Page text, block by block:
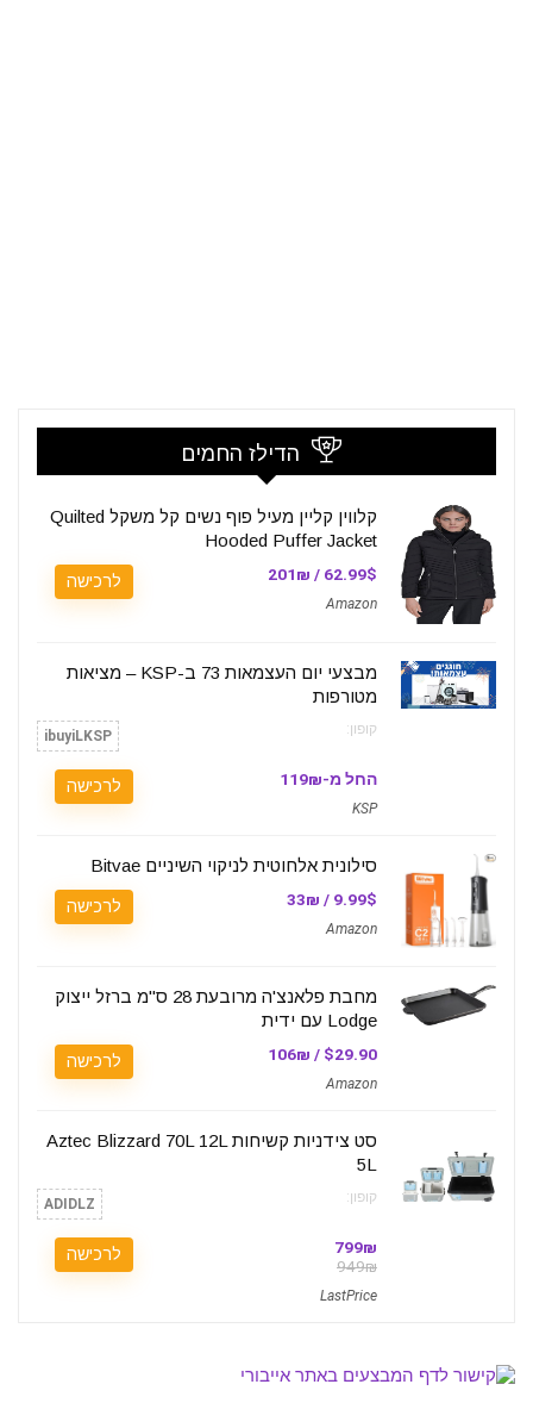
הדילז החמים
קלווין קליין מעיל פוף נשים קל משקל Quilted
Hooded Puffer Jacket
62.99$ / 201₪
Amazon
לרכישה
מבצעי יום העצמאות 73 ב-KSP – מציאות
מטורפות
קופון: ibuyiLKSP
החל מ-119₪
KSP
לרכישה
סילונית אלחוטית לניקוי השיניים Bitvae
9.99$ / 33₪
Amazon
לרכישה
מחבת פלאנצ'ה מרובעת 28 ס"מ ברזל ייצוק
Lodge עם ידית
$29.90 / 106₪
Amazon
לרכישה
סט צידניות קשיחות Aztec Blizzard 70L 12L
5L
קופון: ADIDLZ
799₪
949₪
LastPrice
לרכישה